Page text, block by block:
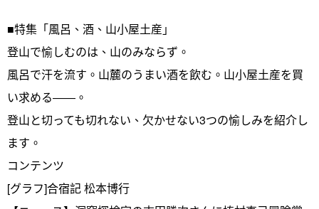
■特集「風呂、酒、山小屋土産」
登山で愉しむのは、山のみならず。
風呂で汗を流す。山麓のうまい酒を飲む。山小屋土産を買
い求める――。
登山と切っても切れない、欠かせない3つの愉しみを紹介し
ます。
コンテンツ
[グラフ]合宿記 松本博行